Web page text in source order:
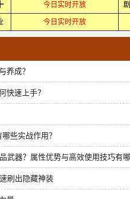
今日实时开放
今日实时开放
养成？
快速上手？
些实战作用？
武器？属性优势与高效使用技巧有
刷出隐藏神装